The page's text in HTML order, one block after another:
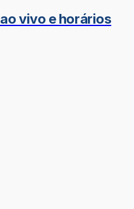
vivo e horários